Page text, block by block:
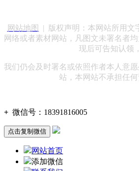
网站地图
| 版权声明：本网站所用文
网络或者素材网站，凡图文未署名者
现后可告知认领，
我们仍会及时署名或依照作者本人意
站，本网站不承担任何
+ 微信号： 18391816005
点击复制微信
网站首页
添加微信